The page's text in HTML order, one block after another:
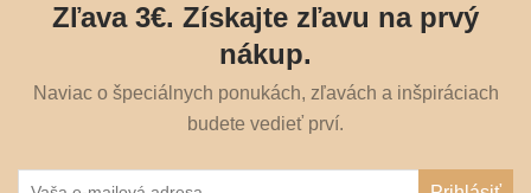
Zľava 3€. Získajte zľavu na prvý
nákup.
Naviac o špeciálnych ponukách, zľavách a inšpiráciach
budete vedieť prví.